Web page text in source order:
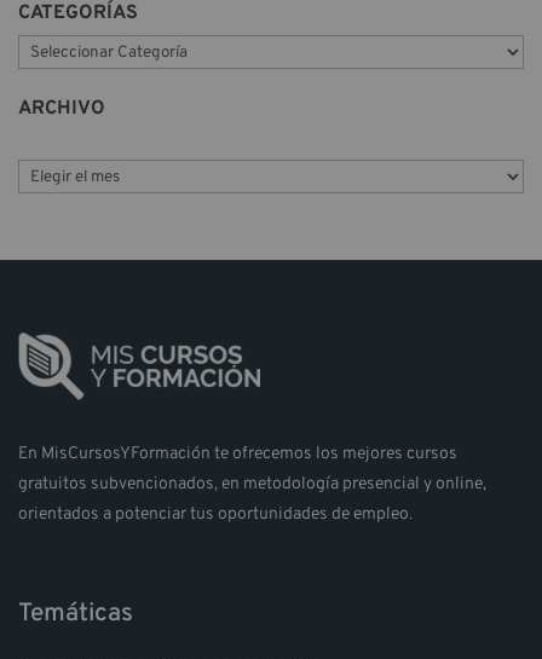
CATEGORÍAS
t
g
o
ARCHIVO
En MisCursosYFormación te ofrecemos los mejores cursos
gratuitos subvencionados, en metodología presencial y online,
orientados a potenciar tus oportunidades de empleo.
Temáticas